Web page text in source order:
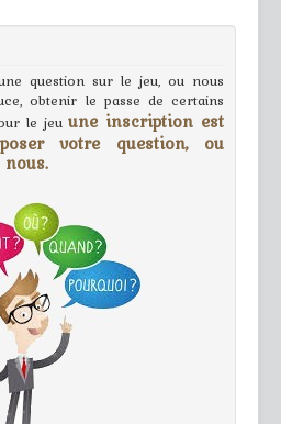
question sur le jeu, ou nous
obtenir le passe de certains
le jeuune inscription est
votre question, ou